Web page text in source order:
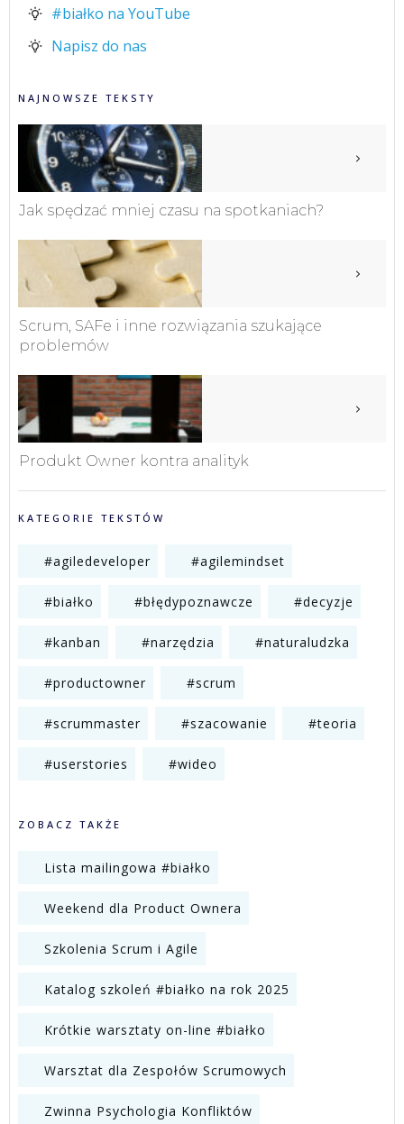
#białko na YouTube
Napisz do nas
NAJNOWSZE TEKSTY
Jak spędzać mniej czasu na spotkaniach?
Scrum, SAFe i inne rozwiązania szukające
problemów
Produkt Owner kontra analityk
KATEGORIE TEKSTÓW
#agiledeveloper #agilemindset
#białko #błędypoznawcze #decyzje
#kanban #narzędzia #naturaludzka
#productowner #scrum
#scrummaster #szacowanie #teoria
#userstories #wideo
ZOBACZ TAKŻE
Lista mailingowa #białko
Weekend dla Product Ownera
Szkolenia Scrum i Agile
Katalog szkoleń #białko na rok 2025
Krótkie warsztaty on-line #białko
Warsztat dla Zespołów Scrumowych
Zwinna Psychologia Konfliktów